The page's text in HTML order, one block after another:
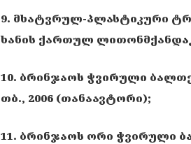
9. მხატვრულ-პლასტიკური
ხანის ქართულ
10. ბრინჯაოს ჭვირული
თბ., 2006 (თანაავტორი);
11. ბრინჯაოს ორი ჭვირული